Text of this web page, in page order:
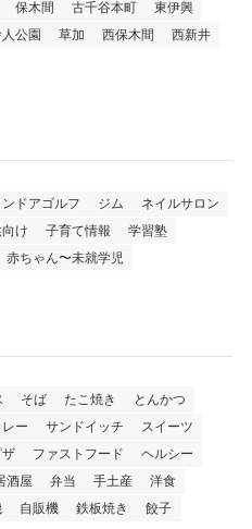
保木間 古千谷本町
東伊興
公園 草加 西保木間
西新井
ンドアゴルフ ジム
ネイルサロン
け 子育て情報
学習塾
赤ちゃん〜未就学児
そば たこ焼き
とんかつ
レー サンドイッチ
スイーツ
ザ ファストフード
ヘルシー
酒屋 弁当 手土産
洋食
自販機 鉄板焼き 餃子